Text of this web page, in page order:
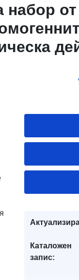
набор
Tri]
с ВНВ.
Каталожен
запис: